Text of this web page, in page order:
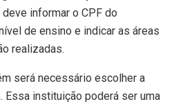
informar o CPF do
de ensino e indicar as áreas
realizadas.
será necessário escolher a
. Essa instituição poderá ser uma